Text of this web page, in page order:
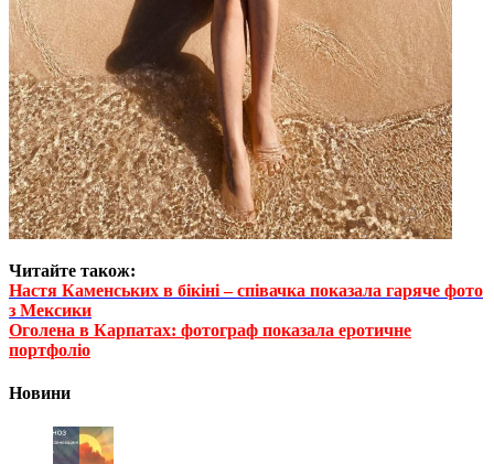
Читайте також:
Настя Каменських в бікіні – співачка показала гаряче фото
з Мексики
Оголена в Карпатах: фотограф показала еротичне
портфоліо
Новини